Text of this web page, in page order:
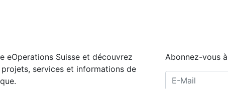
eOperations Suisse et découvrez
services et informations de
Abonnez-vous
E-Mail Adresse